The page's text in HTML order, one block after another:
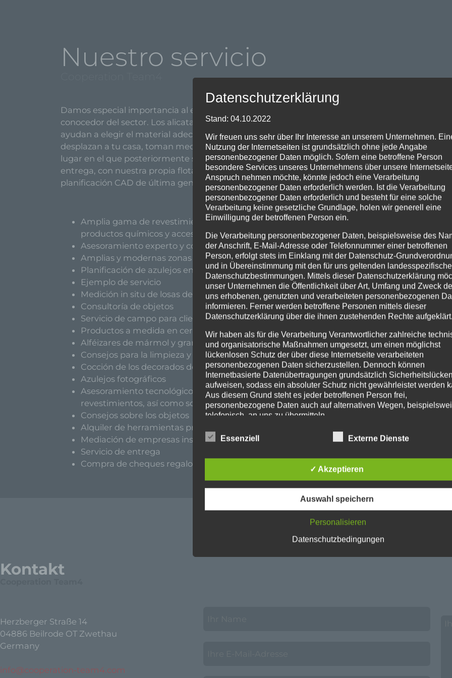
Nuestro servicio
Damos especial importancia al experto asesoramiento de nuestro personal altamente creativo
conocedor del sector. Los alicatadores o ingenieros civiles altamente capacitados y
ayudan a elegir el material adecuado y, en caso de proyectos de mayor envergadura, también
desplazan a tu casa, toman medidas y, delante tuya, te enseñan una muestra de las baldosas
lugar en el que posteriormente serán colocadas. Y, por supuesto, nuestro servicio también
entrega, con nuestra propia flota de vehículos, un amplio trabajo de aserrado y fresado y una
planificación CAD de última generación.
Amplia gama de revestimientos para suelos de interior y exterior, piedra natural, así como
productos químicos y accesorios para la construcción
Asesoramiento experto y competente
Amplias y modernas zonas de exposición
Planificación de azulejos en 3D con ViSoft Premium 3D: software líder en planificación de
Ejemplo de servicio
Medición in situ de losas de escaleras, cocinas y lavabos de piedra natural
Consultoría de objetos
Servicio de campo para clientes comerciales
Productos a medida en cerámica y piedra natural
Alféizares de mármol y granito a medida
Consejos para la limpieza y el mantenimiento
Cocción de los decorados de las baldosas
Azulejos fotográficos
Asesoramiento tecnológico sobre el tratamiento de los materiales de colocación y los
revestimientos, así como sobre los requisitos de las subestructuras correspondientes
Consejos sobre los objetos
Alquiler de herramientas profesionales
Mediación de empresas instaladoras
Servicio de entrega
Compra de cheques regalo
Kontakt
Herzberger Straße 14
04886 Beilrode OT Zwethau
Germany
info@cooperation-team4.com
Datenschutzerklärung
Stand: 04.10.2022
Wir freuen uns sehr über Ihr Interesse an unserem Unternehmen.
Nutzung der Internetseiten ist grundsätzlich ohne jede Angabe
personenbezogener Daten möglich. Sofern eine betroffene Person
besondere Services unseres Unternehmens über unsere
Anspruch nehmen möchte, könnte jedoch eine Verarbeitung
personenbezogener Daten erforderlich werden. Ist die Verarbeitung
personenbezogener Daten erforderlich und besteht für eine solche
Verarbeitung keine gesetzliche Grundlage, holen wir generell eine
Einwilligung der betroffenen Person ein.
Die Verarbeitung personenbezogener Daten, beispielsweise des
der Anschrift, E-Mail-Adresse oder Telefonnummer einer betroffenen
Person, erfolgt stets im Einklang mit der Datenschutz-
und in Übereinstimmung mit den für uns geltenden
Datenschutzbestimmungen. Mittels dieser Datenschutzerklärung
unser Unternehmen die Öffentlichkeit über Art, Umfang und Zweck
uns erhobenen, genutzten und verarbeiteten personenbezogenen
informieren. Ferner werden betroffene Personen mittels dieser
Datenschutzerklärung über die ihnen zustehenden Rechte aufgeklärt.
Wir haben als für die Verarbeitung Verantwortlicher zahlreiche
und organisatorische Maßnahmen umgesetzt, um einen möglichst
lückenlosen Schutz der über diese Internetseite verarbeiteten
personenbezogenen Daten sicherzustellen. Dennoch können
Internetbasierte Datenübertragungen grundsätzlich Sicherheitslücken
aufweisen, sodass ein absoluter Schutz nicht gewährleistet werden
Aus diesem Grund steht es jeder betroffenen Person frei,
personenbezogene Daten auch auf alternativen Wegen,
telefonisch, an uns zu übermitteln.
Begriffsbestimmungen
Europäischen Richtlinien- und Verordnungsgeber beim Erlass der
Datenschutz-Grundverordnung (DS-GVO) verwendet wurden. Unsere
Datenschutzerklärung soll sowohl für die Öffentlichkeit als auch für
Kunden und Geschäftspartner einfach lesbar und verständlich sein.
dies zu gewährleisten, möchten wir vorab die verwendeten
Begrifflichkeiten erläutern.
a) personenbezogene Daten
Essenziell Externe Dienste
✓ Akzeptieren
Auswahl speichern
Personalisieren
Datenschutzbedingungen